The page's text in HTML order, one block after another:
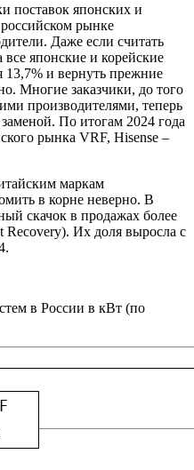
поставок японских и
рынке
Даже если считать
японские и корейские
13,7% и вернуть прежние
Многие заказчики, до того
производителями, теперь
По итогам 2024 года
рынка VRF, Hisense –
маркам
в корне неверно. В
скачок в продажах более
Recovery). Их доля выросла с
в России в кВт (по